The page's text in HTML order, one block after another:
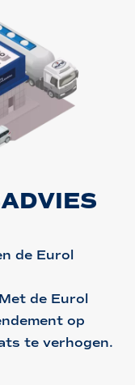
de Eurol
de Eurol
op
te verhogen.